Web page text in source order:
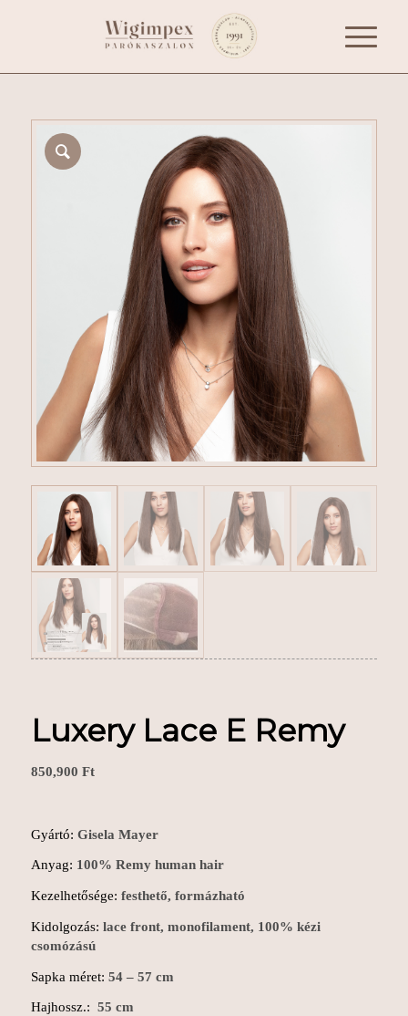
Luxery Lace E Remy
850,900 Ft
Gyártó: Gisela Mayer
Anyag: 100% Remy human hair
Kezelhetősége: festhető, formázható
Kidolgozás: lace front, monofilament, 100% kézi
csomózású
Sapka méret: 54 – 57 cm
Hajhossz.: 55 cm